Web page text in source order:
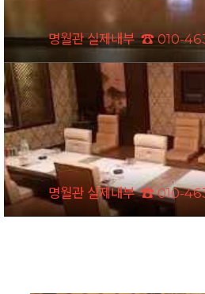
명월관 실제내부 ☎ 010-
명월관 실제내부 ☎ 010-